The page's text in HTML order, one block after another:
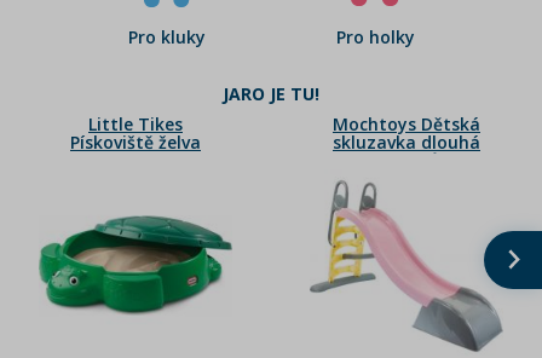
Pro kluky Pro holky
JARO JE TU!
Little Tikes
Pískoviště želva
Mochtoys Dětská
skluzavka dlouhá
pastelová růžová